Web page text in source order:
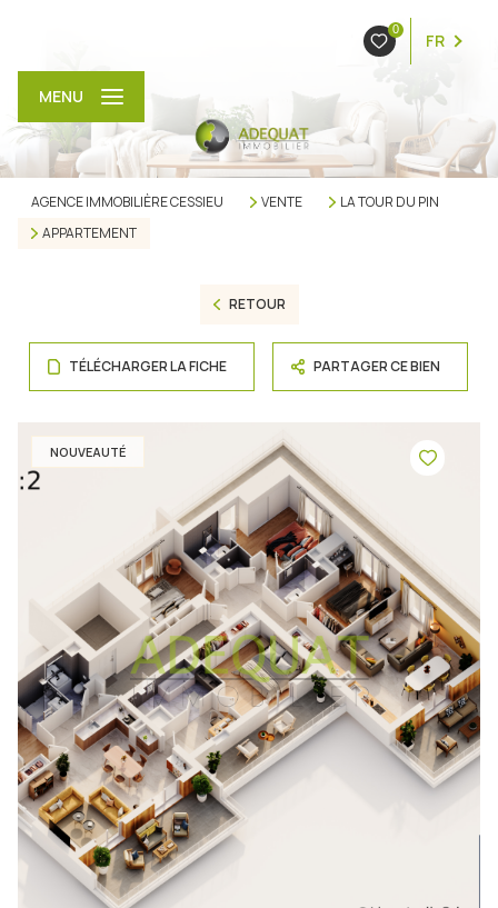
0
FR
MENU
AGENCE IMMOBILIÈRE CESSIEU VENTE
LA TOUR DU PIN
APPARTEMENT
RETOUR
TÉLÉCHARGER LA FICHE PARTAGER CE BIEN
NOUVEAUTÉ